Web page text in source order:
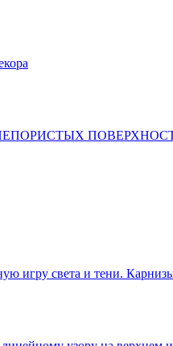
игру света и тени.